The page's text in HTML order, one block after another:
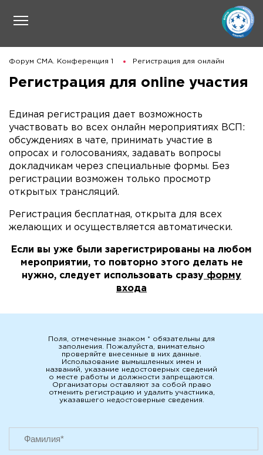
Форум СМА. Конференция 1 Регистрация для онлайн
Регистрация для online участия
Единая регистрация дает возможность
участвовать во всех онлайн мероприятиях ВСП:
обсуждениях в чате, принимать участие в
опросах и голосованиях, задавать вопросы
докладчикам через специальные формы. Без
регистрации возможен только просмотр
открытых трансляций.
Регистрация бесплатная, открыта для всех
желающих и осуществляется автоматически.
Если вы уже были зарегистрированы на любом
мероприятии, то повторно этого делать не
нужно, следует использовать сразу форму
входа
Поля, отмеченные знаком * обязательны для
заполнения. Пожалуйста, внимательно
проверяйте внесенные в них данные.
Использование вымышленных имен и
названий, указание недостоверных сведений
о месте работы и должности запрещаются.
Организаторы оставляют за собой право
отменить регистрацию и удалить участника,
указавшего недостоверные сведения.